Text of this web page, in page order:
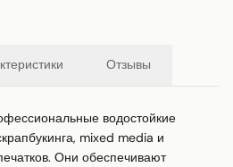
Отзывы
водостойкие
mixed media и
Они обеспечивают